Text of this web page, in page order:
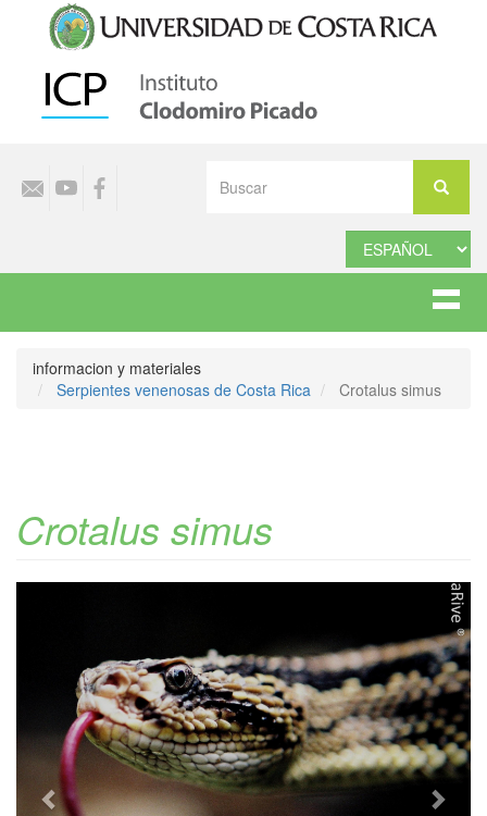
contenido
principal
Buscar
your
informacion y materiales
Serpientes venenosas de Costa Rica
Crotalus simus
Crotalus simus
Next